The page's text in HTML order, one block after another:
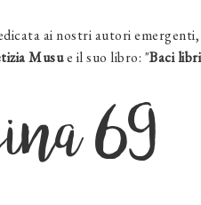
ai nostri autori emergenti,
Musue il suo libro: "Baci
69